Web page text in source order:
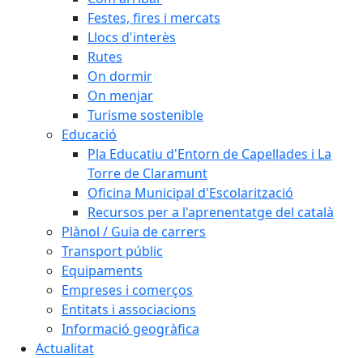
Festes, fires i mercats
Llocs d'interès
Rutes
On dormir
On menjar
Turisme sostenible
Educació
Pla Educatiu d'Entorn de Capellades i La
Torre de Claramunt
Oficina Municipal d'Escolarització
Recursos per a l'aprenentatge del català
Plànol / Guia de carrers
Transport públic
Equipaments
Empreses i comerços
Entitats i associacions
Informació geogràfica
Actualitat